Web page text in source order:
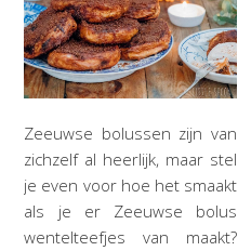
Zeeuwse bolussen zijn van
zichzelf al heerlijk, maar stel
je even voor hoe het smaakt
als je er Zeeuwse bolus
wentelteefjes van maakt?